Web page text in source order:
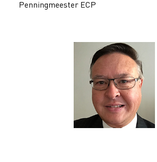
Penningmeester ECP